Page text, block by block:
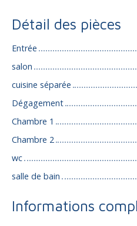
Détail des pièces
Entrée
salon
cuisine séparée
Dégagement
Chambre 1
Chambre 2
wc
salle de bain
Informations